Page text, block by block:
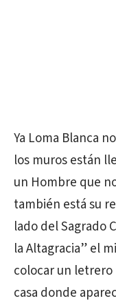
Ya Loma Blanca
los muros están
un Hombre que
también está su
lado del Sagrado
la Altagracia” el
colocar un
casa donde